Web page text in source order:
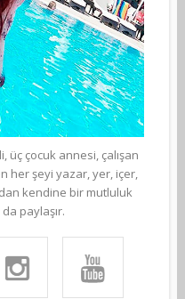
üç çocuk annesi, çalışan
her şeyi yazar, yer, içer,
kendine bir mutluluk
da paylaşır.